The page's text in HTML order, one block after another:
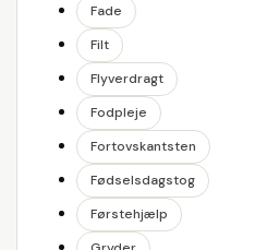
Fade
Filt
Flyverdragt
Fodpleje
Fortovskantsten
Fødselsdagstog
Førstehjælp